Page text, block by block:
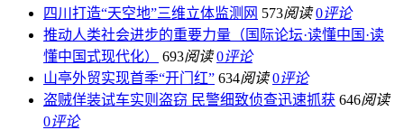
四川打造“天空地”三维立体监测网 573阅读 0评论
推动人类社会进步的重要力量（国际论坛·读懂中国·读
懂中国式现代化）
693阅读 0评论
山亭外贸实现首季“开门红” 634阅读 0评论
盗贼佯装试车实则盗窃 民警细致侦查迅速抓获 646阅读
0评论